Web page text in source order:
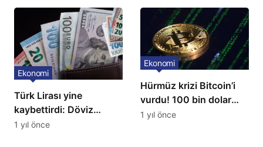
Türk Lirası yine
kaybettirdi: Döviz
kurları yükseldi
Ekonomi
1 yıl önce
Hürmüz krizi Bitcoin’i
vurdu! 100 bin dolar
seviyesi kırıldı
Ekonomi
1 yıl önce